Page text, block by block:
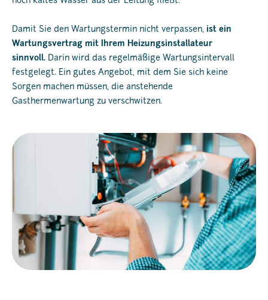
Damit Sie den Wartungstermin nicht verpassen, ist ein
Wartungsvertrag mit Ihrem Heizungsinstallateur
sinnvoll. Darin wird das regelmäßige Wartungsintervall
festgelegt. Ein gutes Angebot, mit dem Sie sich keine
Sorgen machen müssen, die anstehende
Gasthermenwartung zu verschwitzen.